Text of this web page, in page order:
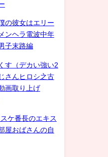
の彼女はエリー
ンヘラ電波中年
子末路編
す（デカい強い2
さんヒロシ之古
画取り上げ
ケ番長のエキス
屋おばさんの自